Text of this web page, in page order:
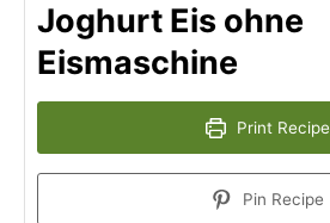
Joghurt Eis ohne
Eismaschine
Print Recipe
Pin Recipe